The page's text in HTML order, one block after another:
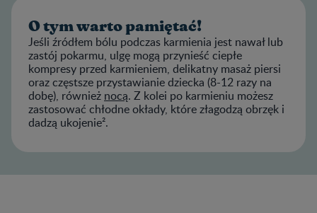
O tym warto pamiętać!
Jeśli źródłem bólu podczas karmienia jest nawał lub
zastój pokarmu, ulgę mogą przynieść ciepłe
kompresy przed karmieniem, delikatny masaż piersi
oraz częstsze przystawianie dziecka (8-12 razy na
dobę), również nocą. Z kolei po karmieniu możesz
zastosować chłodne okłady, które złagodzą obrzęk i
dadzą ukojenie².